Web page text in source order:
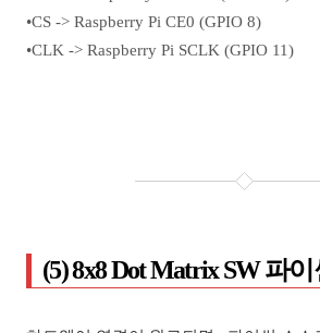
•CS -> Raspberry Pi CE0 (GPIO 8)
•CLK -> Raspberry Pi SCLK (GPIO 11)
(5) 8x8 Dot Matrix SW 파